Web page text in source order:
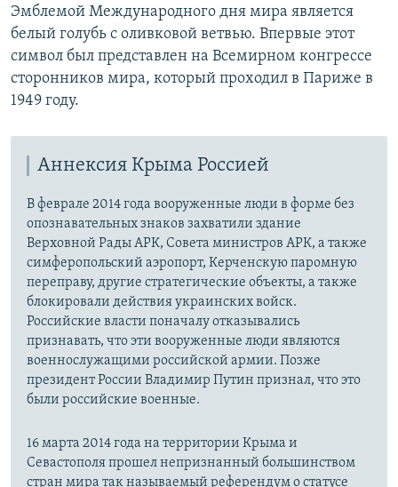
Эмблемой Международного дня мира является
белый голубь с оливковой ветвью. Впервые этот
символ был представлен на Всемирном конгрессе
сторонников мира, который проходил в Париже в
1949 году.
Аннексия Крыма Россией
В феврале 2014 года вооруженные люди в форме без
опознавательных знаков захватили здание
Верховной Рады АРК, Совета министров АРК, а также
симферопольский аэропорт, Керченскую паромную
переправу, другие стратегические объекты, а также
блокировали действия украинских войск.
Российские власти поначалу отказывались
признавать, что эти вооруженные люди являются
военнослужащими российской армии. Позже
президент России Владимир Путин признал, что это
были российские военные.
16 марта 2014 года на территории Крыма и
Севастополя прошел непризнанный большинством
стран мира так называемый референдум о статусе